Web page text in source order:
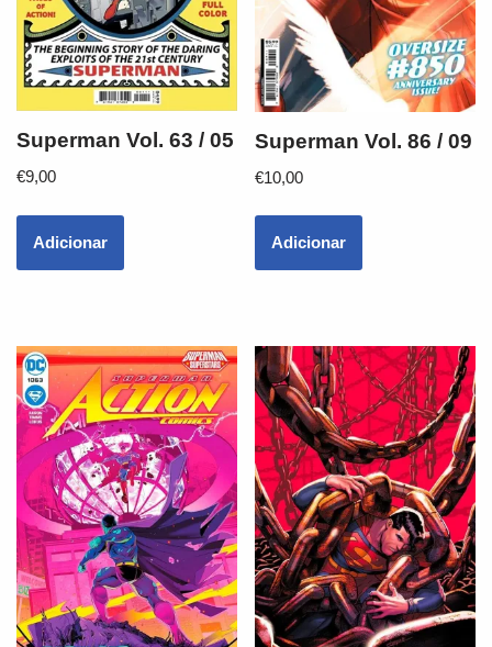
Superman Vol. 63 / 05
€9,00
Adicionar
Superman Vol. 86 / 09
€10,00
Adicionar